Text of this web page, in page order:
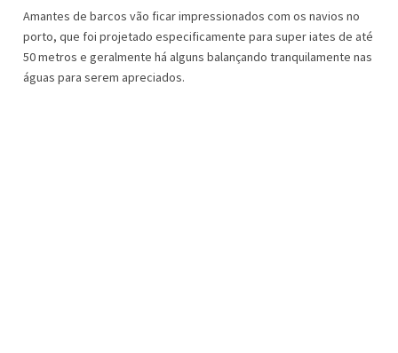
Amantes de barcos vão ficar impressionados com os navios no
porto, que foi projetado especificamente para super iates de até
50 metros e geralmente há alguns balançando tranquilamente nas
águas para serem apreciados.